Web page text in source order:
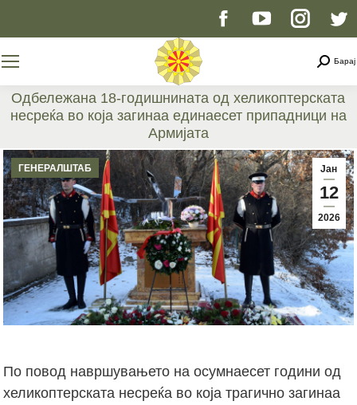
Facebook
opens
new
window
YouTube
opens
new
window
page
opens
new
window
Барај
Одбележана 18-годишнината од хеликоптерската
несреќа во која загинаа единаесет припадници на
Армијата
You are here:
Јан
12
2026
ГЕНЕРАЛШТАБ
По повод навршувањето на осумнаесет години од
хеликоптерската несреќа во која трагично загинаа